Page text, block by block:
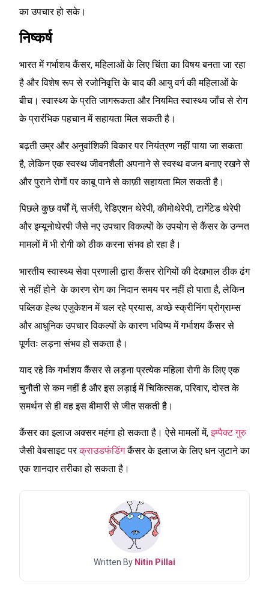
का उपचार हो सके।
निष्कर्ष
भारत में गर्भाशय कैंसर, महिलाओं के लिए चिंता का विषय बनता जा रहा
है और विशेष रूप से रजोनिवृत्ति के बाद की आयु वर्ग की महिलाओं के
बीच। स्वास्थ्य के प्रति जागरूकता और नियमित स्वास्थ्य जाँच से रोग
के प्रारंभिक पहचान में सहायता मिल सकती है।
बढ़ती उम्र और अनुवांशिकी विकार पर नियंत्रण नहीं पाया जा सकता
है, लेकिन एक स्वस्थ जीवनशैली अपनाने से स्वस्थ वजन बनाए रखने से
और पुराने रोगों पर काबू पाने से काफ़ी सहायता मिल सकती है।
पिछले कुछ वर्षों में, सर्जरी, रेडिएशन थेरेपी, कीमोथेरेपी, टार्गेटेड थेरेपी
और इम्यूनोथेरपी जैसे नए उपचार विकल्पों के उपयोग से कैंसर के उन्नत
मामलों में भी रोगी को ठीक करना संभव हो रहा है।
भारतीय स्वास्थ्य सेवा प्रणाली द्वारा कैंसर रोगियों की देखभाल ठीक ढंग
से नहीं होने के कारण रोग का निदान समय पर नहीं हो पाता है, लेकिन
पब्लिक हेल्थ एजुकेशन में चल रहे प्रयास, अच्छे स्क्रीनिंग प्रोग्राम्स
और आधुनिक उपचार विकल्पों के कारण भविष्य में गर्भाशय कैंसर से
पूर्णतः लड़ना संभव हो सकता है।
याद रहे कि गर्भाशय कैंसर से लड़ना प्रत्येक महिला रोगी के लिए एक
चुनौती से कम नहीं है और इस लड़ाई में चिकित्सक, परिवार, दोस्त के
समर्थन से ही वह इस बीमारी से जीत सकती है।
कैंसर का इलाज अक्सर महंगा हो सकता है। ऐसे मामलों में,इम्पैक्ट गुरु
जैसी वेबसाइट परक्राउडफंडिंगकैंसर के इलाज के लिए धन जुटाने का
एक शानदार तरीका हो सकता है।
Written By Nitin Pillai